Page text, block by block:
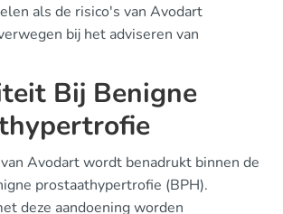
als de risico's van Avodart
bij het adviseren van
Bij Benigne
Avodart wordt benadrukt binnen de
prostaathypertrofie (BPH).
deze aandoening worden